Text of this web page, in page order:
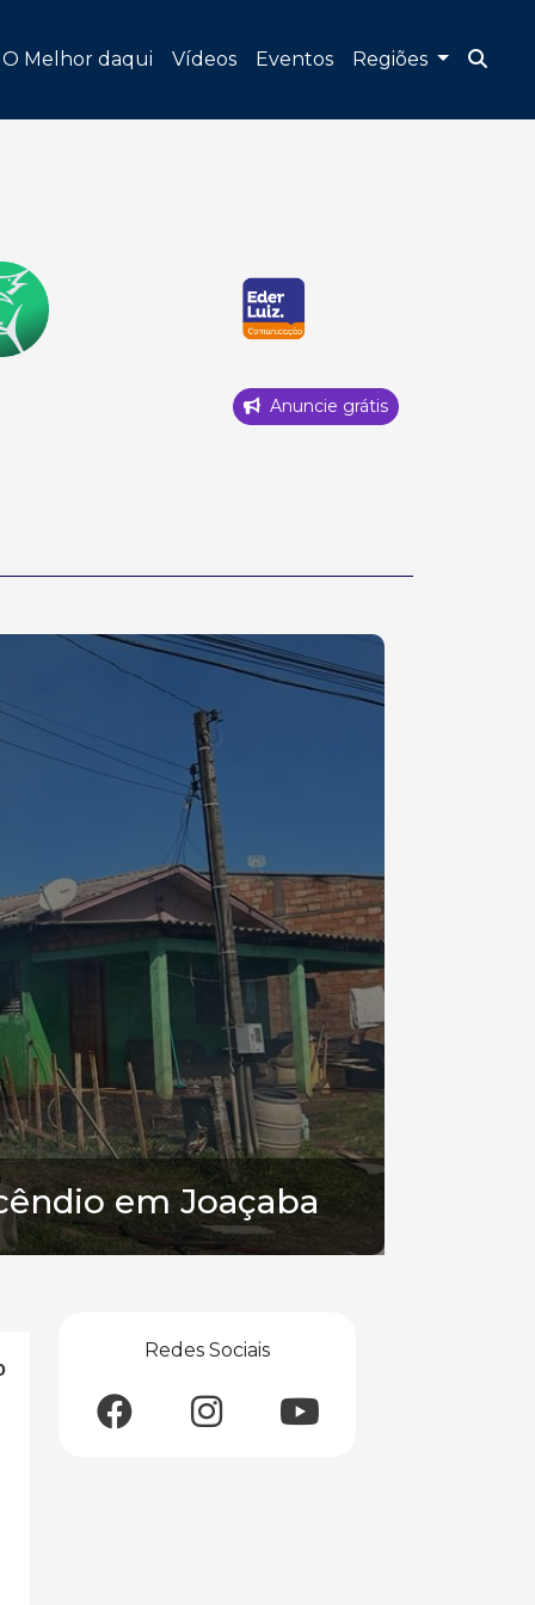
O Melhor daqui Vídeos Eventos Regiões
Anuncie grátis
em Joaçaba
Redes Sociais